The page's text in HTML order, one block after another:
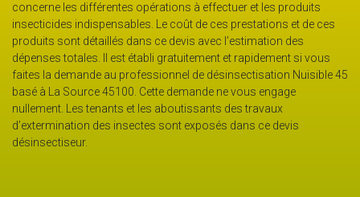
concerne les différentes opérations à effectuer et les produits
insecticides indispensables. Le coût de ces prestations et de ces
produits sont détaillés dans ce devis avec l’estimation des
dépenses totales. Il est établi gratuitement et rapidement si vous
faites la demande au professionnel de désinsectisation Nuisible 45
basé à La Source 45100. Cette demande ne vous engage
nullement. Les tenants et les aboutissants des travaux
d’extermination des insectes sont exposés dans ce devis
désinsectiseur.